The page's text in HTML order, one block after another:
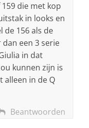
die met kop
in looks en
de 156 als de
een 3 serie
in dat
kunnen zijn is
alleen in de Q
Beantwoorden